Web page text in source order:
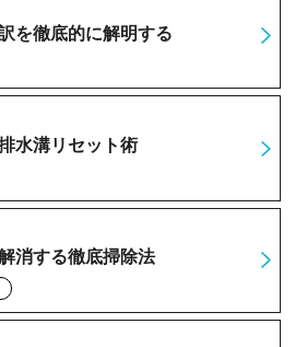
を徹底的に解明する
水溝リセット術
消する徹底掃除法